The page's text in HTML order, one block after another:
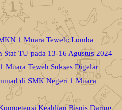
1 Muara Teweh: Lomba
Staf TU pada 13-16 Agustus 2024
Teweh Sukses Digelar
di SMK Negeri 1 Muara
Keahlian Bisnis Daring